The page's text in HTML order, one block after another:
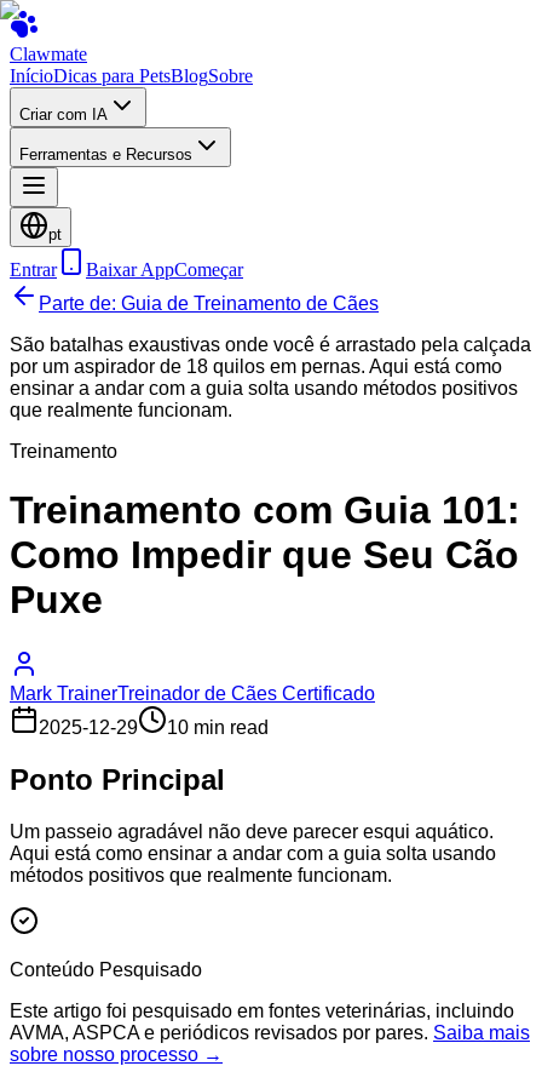
Clawmate
InícioDicas para PetsBlogSobre
Criar com IA
Ferramentas e Recursos
pt
Entrar Baixar AppComeçar
Parte de: Guia de Treinamento de Cães
São batalhas exaustivas onde você é arrastado pela calçada
por um aspirador de 18 quilos em pernas. Aqui está como
ensinar a andar com a guia solta usando métodos positivos
que realmente funcionam.
Treinamento
Treinamento com Guia 101:
Como Impedir que Seu Cão
Puxe
Mark TrainerTreinador de Cães Certificado
2025-12-29
10 min read
Ponto Principal
Um passeio agradável não deve parecer esqui aquático.
Aqui está como ensinar a andar com a guia solta usando
métodos positivos que realmente funcionam.
Conteúdo Pesquisado
Este artigo foi pesquisado em fontes veterinárias, incluindo
AVMA, ASPCA e periódicos revisados por pares. Saiba mais
sobre nosso processo →